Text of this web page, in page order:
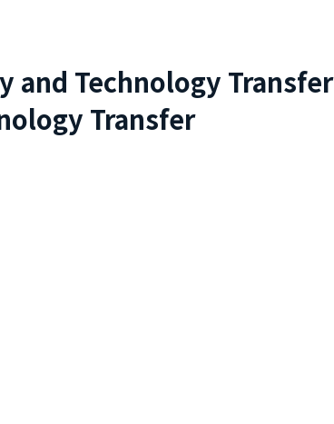
Technology Transfer
Transfer